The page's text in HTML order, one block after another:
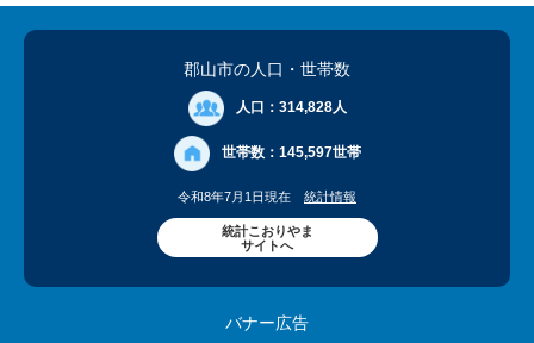
郡山市の人口 ・世帯数
人口： 314,828人
世帯数： 145,597世帯
令和8年7月1日現在 統計情報
統計こおりやま
サイトへ
バナー広告